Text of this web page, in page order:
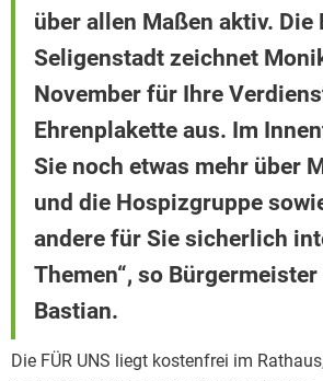
über allen Maßen aktiv. Die
Seligenstadt zeichnet
November für Ihre
Ehrenplakette aus. Im
Sie noch etwas mehr über
und die Hospizgruppe
andere für Sie sicherlich
Themen“, so Bürgermeister
Bastian.
Die FÜR UNS liegt kostenfrei im